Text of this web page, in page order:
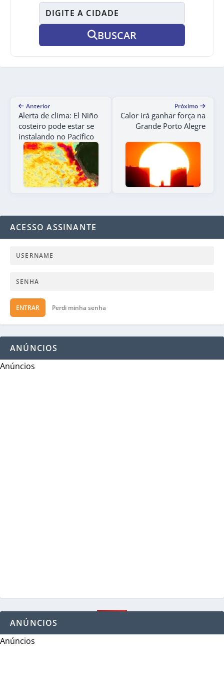
BUSCAR
Anterior
Alerta de clima: El Niño
costeiro pode estar se
instalando no Pacífico
Próximo
Calor irá ganhar força na
Grande Porto Alegre
ACESSO ASSINANTE
ENTRAR Perdi minha senha
ANÚNCIOS
Anúncios
ANÚNCIOS
Anúncios